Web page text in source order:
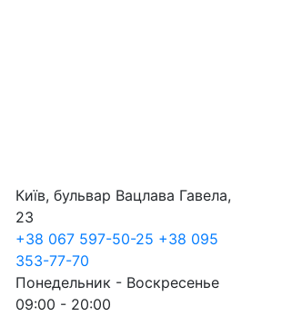
Київ, бульвар Вацлава Гавела,
23
+38 067 597-50-25 +38 095
353-77-70
Понедельник - Воскресенье
09:00 - 20:00